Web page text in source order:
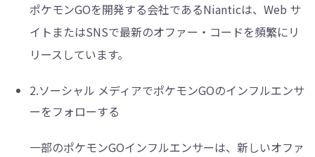
ポケモンGOを開発する会社であるNianticは、Web サ
イトまたはSNSで最新のオファー・コードを頻繁にリ
リースしています。
2.ソーシャル メディアでポケモンGOのインフルエンサ
ーをフォローする
一部のポケモンGOインフルエンサーは、新しいオファ